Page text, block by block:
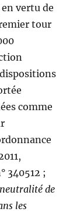
vertu de
tour
comme
340512 ;
de
les